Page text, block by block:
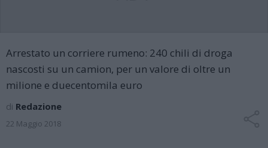
Arrestato un corriere rumeno: 240 chili di droga
nascosti su un camion, per un valore di oltre un
milione e duecentomila euro
di Redazione
22 Maggio 2018